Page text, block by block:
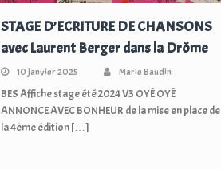
STAGE D’ECRITURE DE CHANSONS
avec Laurent Berger dans la Drôme
10 janvier 2025 Marie Baudin
BES Affiche stage été 2024 V3 OYÉ OYÉ
ANNONCE AVEC BONHEUR de la mise en place de
la 4ème édition […]